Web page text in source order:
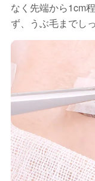
なく先端から1cm
ず、うぶ毛までし